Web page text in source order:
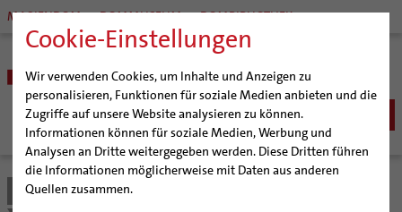
Cookie-Einstellungen
Wir verwenden Cookies, um Inhalte und Anzeigen zu
personalisieren, Funktionen für soziale Medien anbieten und die
Zugriffe auf unsere Website analysieren zu können.
Informationen können für soziale Medien, Werbung und
Analysen an Dritte weitergegeben werden. Diese Dritten führen
die Informationen möglicherweise mit Daten aus anderen
Quellen zusammen.
MARIENDOM DOMMUSEUM DOMBIBLIOTHEK
BISTUM
Bischöfe
SEELSORGE
Bistum Hildesheim